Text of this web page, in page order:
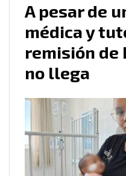
A pesar de
médica y
remisión de
no llega